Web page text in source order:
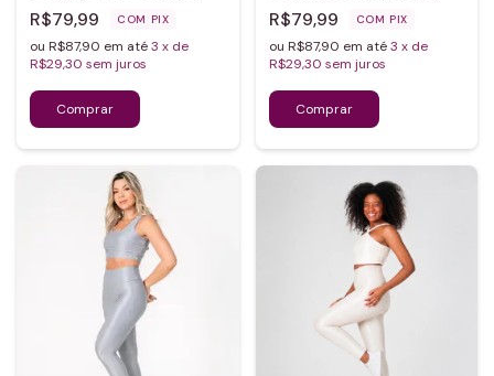
R$79,99
COM PIX
ou R$87,90 em até3 x de
R$29,30 sem juros
R$79,99
COM PIX
ou R$87,90 em até3 x de
R$29,30 sem juros